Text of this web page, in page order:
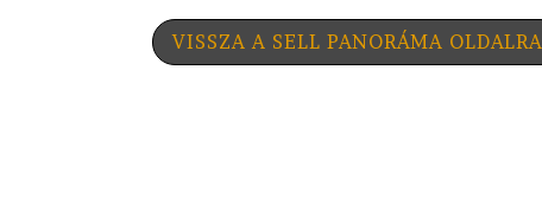
VISSZA A SELL PANORÁMA OLDALRA